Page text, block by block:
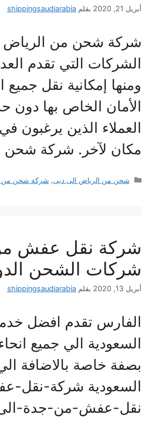
أبريل 21, 2020 بقلم shippingsaudiarabia
شركة شحن من الرياض
الشركات التي تقدم
ومنها إمكانية نقل
الأمان الخاص بها
العملاء الذين
مكان لآخر. شركة
التصنيفات
شحن من الرياض الى دبى, شركة شحن من
شركة نقل عفش
شركات الشحن
أبريل 13, 2020 بقلم shippingsaudiarabia
الفارس تقدم افضل
السعودية الي جميع
بصفة خاصة بالاضافة
السعودية شركة-نقل-
نقل-عفش-من-جدة-